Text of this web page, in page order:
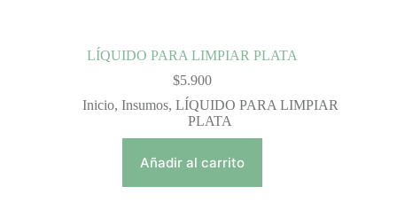
LÍQUIDO PARA LIMPIAR PLATA
$5.900
Inicio, Insumos, LÍQUIDO PARA LIMPIAR
PLATA
Añadir al carrito